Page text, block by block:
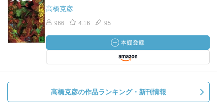
高橋克彦
966 4.16 95
高橋克彦の作品ランキング・新刊情報